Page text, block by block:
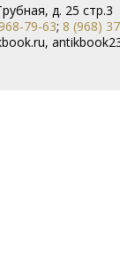
д. 25 стр.3
79-63; 8 (968)
,